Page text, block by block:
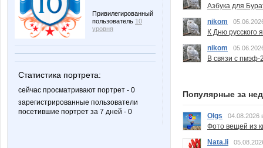
Привилегированный
пользователь 10
уровня
Статистика портрета:
сейчас просматривают портрет - 0
зарегистрированные пользователи
посетившие портрет за 7 дней - 0
Азбука для
nikom
К Дню русского
nikom
В связи с пмэф-
Популярные за
Olgs 04.08.2026
Фото вещей из
Nata.li